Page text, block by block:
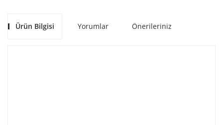
Ürün Bilgisi Yorumlar Önerileriniz